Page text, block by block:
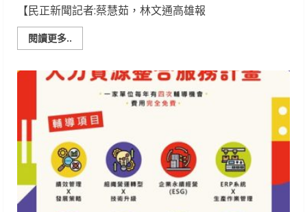
【民正新聞記者:蔡慧茹，林文通高雄報
閱讀更多..
more
喜
彩
提
燈
「小
萌
龍
呆
腦
獸
（Dinosaur）」
02/18